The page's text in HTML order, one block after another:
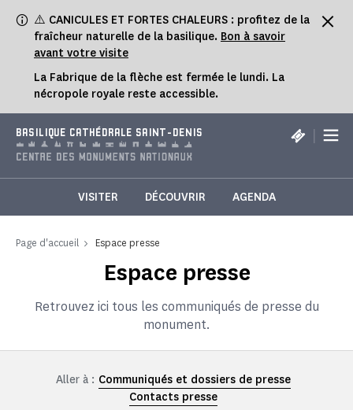
⚠️ CANICULES ET FORTES CHALEURS : profitez de la
fraîcheur naturelle de la basilique. Bon à savoir
avant votre visite
La Fabrique de la flèche est fermée le lundi. La
nécropole royale reste accessible.
BASILIQUE CATHÉDRALE SAINT-DENIS |
VISITER DÉCOUVRIR AGENDA
Page d'accueil Espace presse
Espace presse
Retrouvez ici tous les communiqués de presse du
monument.
Aller à : Communiqués et dossiers de presse
Contacts presse